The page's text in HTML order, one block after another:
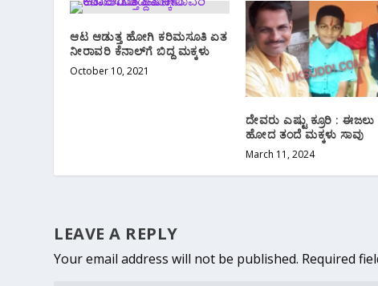
ಆಟ ಆಡುತ್ತ ಹೋಗಿ ಕರಿಮಸೂತಿ ಏತ
ನೀರಾವರಿ ಕೆನಾಲ್‌ಗೆ ಬಿದ್ದ ಮಕ್ಕಳು
October 10, 2021
ದೇವರು ಎಷ್ಟು ಕ್ರೂರಿ : ಈಜಲು
ಹೋದ ತಂದೆ ಮಕ್ಕಳು ಸಾವು
March 11, 2024
LEAVE A REPLY
Your email address will not be published. Required